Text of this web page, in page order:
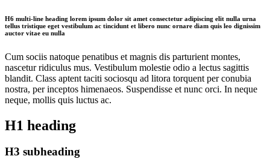
H6 multi-line heading lorem ipsum dolor sit amet consectetur adipiscing elit nulla urna
tellus tristique eget vestibulum ac tincidunt et libero nunc ornare diam quis leo dignissim
auctor vitae eu nulla
Cum sociis natoque penatibus et magnis dis parturient montes,
nascetur ridiculus mus. Vestibulum molestie odio a lectus sagittis
blandit. Class aptent taciti sociosqu ad litora torquent per conubia
nostra, per inceptos himenaeos. Suspendisse et nunc orci. In neque
neque, mollis quis luctus ac.
H1 heading
H3 subheading